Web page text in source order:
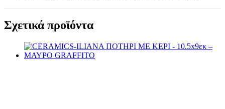
Σχετικά προϊόντα